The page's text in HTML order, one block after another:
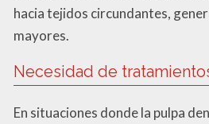
hacia tejidos circundantes,
mayores.
Necesidad de
En situaciones donde la pulpa